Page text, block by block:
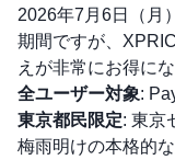
2026年7月6日（月
期間ですが、
えが非常にお得にな
全ユーザー対象:
東京都民限定: 東京
梅雨明けの本格的